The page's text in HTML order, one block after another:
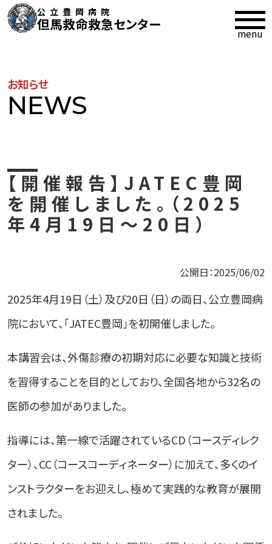
公立豊岡病院
但馬救命救急センター
お知らせ
NEWS
【開催報告】JATEC豊岡
を開催しました。（2025
年4月19日～20日）
公開日：2025/06/02
2025年4月19日（土）及び20日（日）の両日、公立豊岡病
院において、「JATEC豊岡」を初開催しました。
本講習会は、外傷診療の初期対応に必要な知識と技術
を習得することを目的としており、全国各地から32名の
医師の参加がありました。
指導には、第一線で活躍されているCD（コースディレク
ター）、CC（コースコーディネーター）に加えて、多くのイ
ンストラクターをお迎えし、極めて実践的な教育が展開
されました。